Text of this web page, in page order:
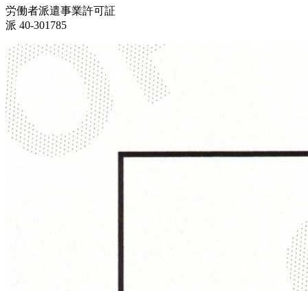
労働者派遣事業許可証
派 40-301785